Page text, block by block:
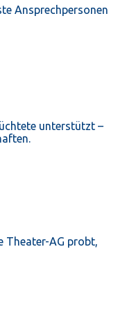
Ansprechpersonen
unterstützt –
Theater-AG probt,